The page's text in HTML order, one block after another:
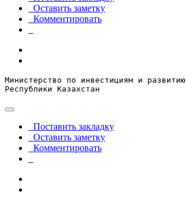
Оставить заметку
Комментировать
Министерство по инвестициям и развитию
Республики Казахстан
Поставить закладку
Оставить заметку
Комментировать